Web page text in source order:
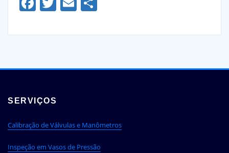
SERVIÇOS
Calibração de Válvulas e Manômetros
Inspeção em Vasos de Pressão